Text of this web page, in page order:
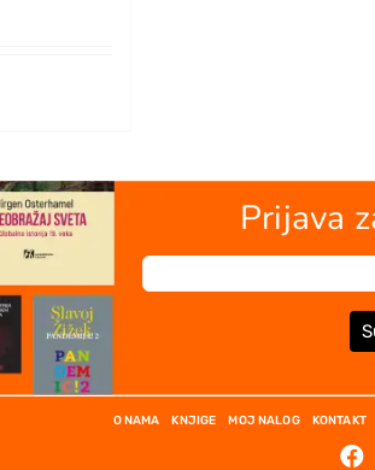
Prijava
O NAMA KNJIGE MOJ NALOG KONTAKT